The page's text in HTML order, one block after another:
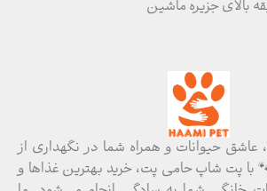
حیوانات و همراه شما در نگهداری از
با پت شاپ حامی پت، خرید بهترین غذاها و